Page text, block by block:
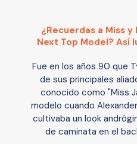
¿Recuerdas a Miss
Next Top Model? Así
Fue en los años 90 que
de sus principales
conocido como "Miss
modelo cuando
cultivaba un look
de caminata en el